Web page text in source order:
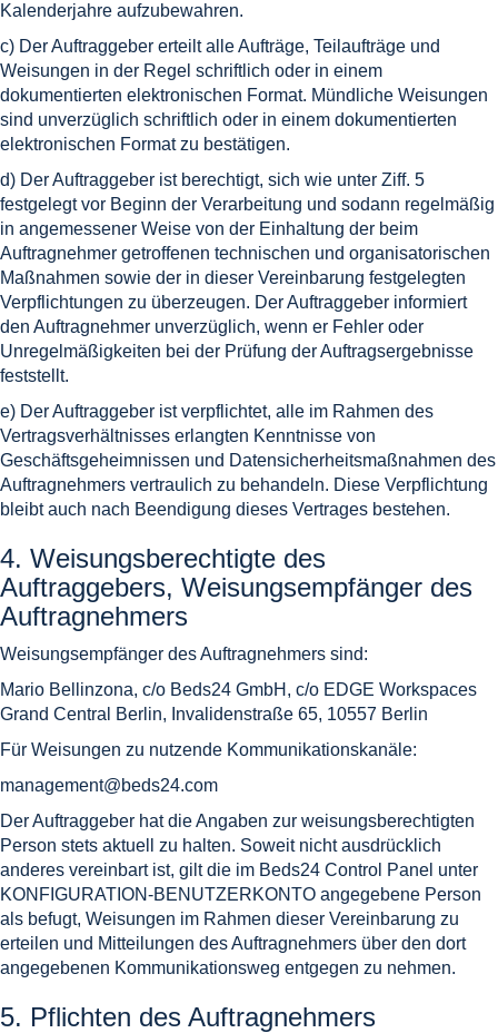
Kalenderjahre aufzubewahren.
c) Der Auftraggeber erteilt alle Aufträge, Teilaufträge und
Weisungen in der Regel schriftlich oder in einem
dokumentierten elektronischen Format. Mündliche Weisungen
sind unverzüglich schriftlich oder in einem dokumentierten
elektronischen Format zu bestätigen.
d) Der Auftraggeber ist berechtigt, sich wie unter Ziff. 5
festgelegt vor Beginn der Verarbeitung und sodann regelmäßig
in angemessener Weise von der Einhaltung der beim
Auftragnehmer getroffenen technischen und organisatorischen
Maßnahmen sowie der in dieser Vereinbarung festgelegten
Verpflichtungen zu überzeugen. Der Auftraggeber informiert
den Auftragnehmer unverzüglich, wenn er Fehler oder
Unregelmäßigkeiten bei der Prüfung der Auftragsergebnisse
feststellt.
e) Der Auftraggeber ist verpflichtet, alle im Rahmen des
Vertragsverhältnisses erlangten Kenntnisse von
Geschäftsgeheimnissen und Datensicherheitsmaßnahmen des
Auftragnehmers vertraulich zu behandeln. Diese Verpflichtung
bleibt auch nach Beendigung dieses Vertrages bestehen.
4. Weisungsberechtigte des
Auftraggebers, Weisungsempfänger des
Auftragnehmers
Weisungsempfänger des Auftragnehmers sind:
Mario Bellinzona, c/o Beds24 GmbH, c/o EDGE Workspaces
Grand Central Berlin, Invalidenstraße 65, 10557 Berlin
Für Weisungen zu nutzende Kommunikationskanäle:
management@beds24.com
Der Auftraggeber hat die Angaben zur weisungsberechtigten
Person stets aktuell zu halten. Soweit nicht ausdrücklich
anderes vereinbart ist, gilt die im Beds24 Control Panel unter
KONFIGURATION-BENUTZERKONTO angegebene Person
als befugt, Weisungen im Rahmen dieser Vereinbarung zu
erteilen und Mitteilungen des Auftragnehmers über den dort
angegebenen Kommunikationsweg entgegen zu nehmen.
5. Pflichten des Auftragnehmers